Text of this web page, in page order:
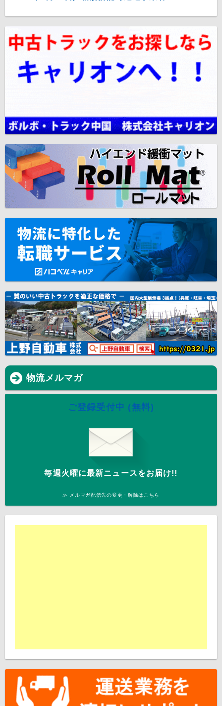
物流メルマガ
ご登録受付中 (無料)
毎週火曜に最新ニュースをお届け!!
≫ メルマガ配信先の変更・解除はこちら